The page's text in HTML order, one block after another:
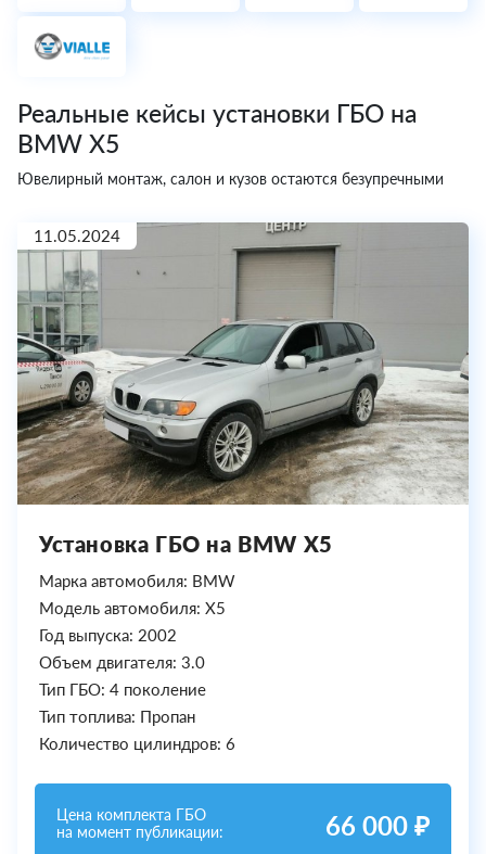
Реальные кейсы установки ГБО на
BMW X5
Ювелирный монтаж, салон и кузов остаются безупречными
11.05.2024
Установка ГБО на BMW X5
Марка автомобиля: BMW
Модель автомобиля: X5
Год выпуска: 2002
Объем двигателя: 3.0
Тип ГБО: 4 поколение
Тип топлива: Пропан
Количество цилиндров: 6
Цена комплекта ГБО
на момент публикации:
66 000 ₽